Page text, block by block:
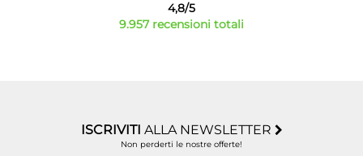
4,8/5
9.957 recensioni totali
ISCRIVITI ALLA NEWSLETTER
Non perderti le nostre offerte!